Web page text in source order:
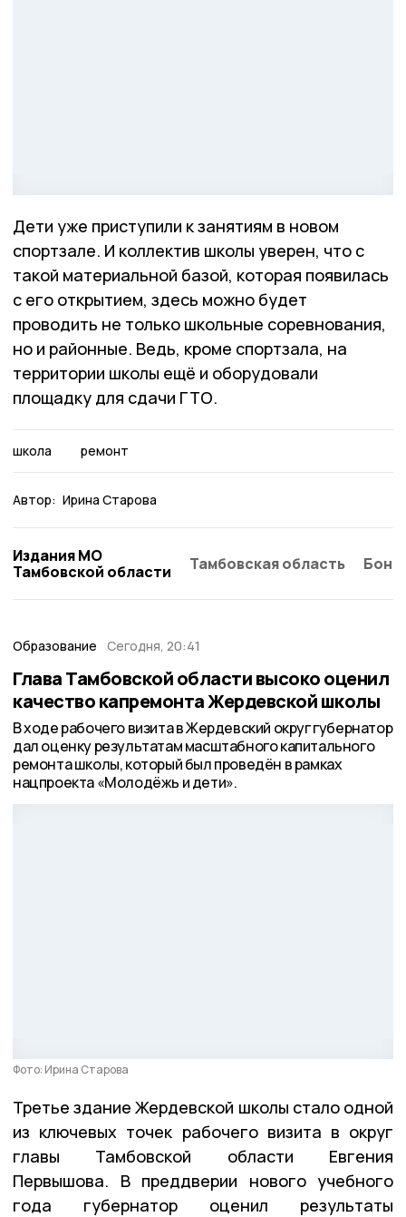
Дети уже приступили к занятиям в новом
спортзале. И коллектив школы уверен, что с
такой материальной базой, которая появилась
с его открытием, здесь можно будет
проводить не только школьные соревнования,
но и районные. Ведь, кроме спортзала, на
территории школы ещё и оборудовали
площадку для сдачи ГТО.
школа ремонт
Автор: Ирина Старова
Издания МО
Тамбовской области
Тамбовская область
Образование Сегодня, 20:41
Глава Тамбовской области высоко оценил
качество капремонта Жердевской школы
В ходе рабочего визита в Жердевский округ губернатор
дал оценку результатам масштабного капитального
ремонта школы, который был проведён в рамках
нацпроекта «Молодёжь и дети».
Фото: Ирина Старова
Третье здание Жердевской школы стало одной
из ключевых точек рабочего визита в округ
главы Тамбовской области Евгения
Первышова. В преддверии нового учебного
года губернатор оценил результаты